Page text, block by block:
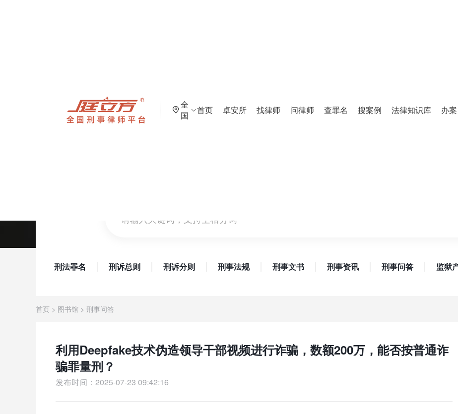
全
国
首页 卓安所 找律师 问律师 查罪名 搜案例 法律知识库 办
刑法罪名 刑诉总则 刑诉分则 刑事法规 刑事文书 刑事资讯 刑事问答 监狱
首页 > 图书馆 > 刑事问答
利用Deepfake技术伪造领导干部视频进行诈骗，数额200万，能否按普通诈
骗罪量刑？
发布时间：2025-07-23 09:42:16